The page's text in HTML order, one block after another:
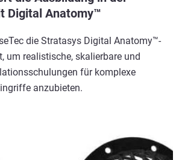
Digital Anatomy™
die Stratasys Digital Anatomy™-
um realistische, skalierbare und
für komplexe
anzubieten.